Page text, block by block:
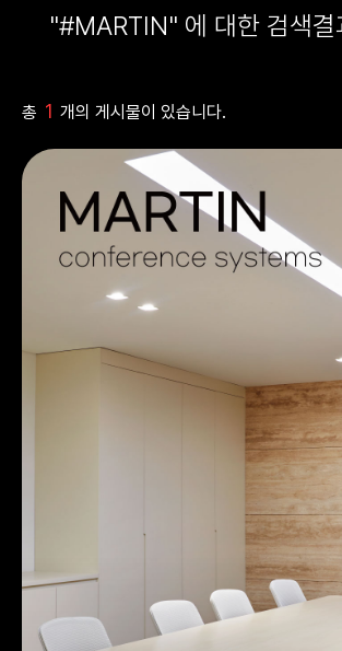
"#MARTIN" 에 대한 검색결
총 1 개의 게시물이 있습니다.